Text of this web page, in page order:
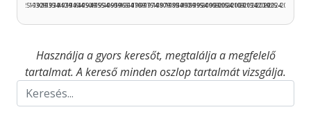
1925–1929
1930–1934
1935–1939
1940–1944
1945–1949
1950–1954
1955–1959
1960–1964
1965–1969
1970–1974
1975–1979
1980–1984
1985–1989
1990–1994
1995–1999
2000–2004
2005–2009
2010–2014
2015–2019
2020–2024
2025–2026
Használja a gyors keresőt, megtalálja a megfelelő
tartalmat. A kereső minden oszlop tartalmát vizsgálja.